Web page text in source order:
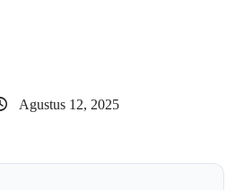
Agustus 12, 2025